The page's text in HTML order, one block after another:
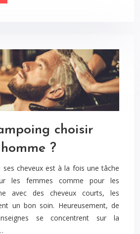
choisir
?
ses cheveux est à la fois une tâche
les femmes comme pour les
avec des cheveux courts, les
un bon soin. Heureusement, de
se concentrent sur la